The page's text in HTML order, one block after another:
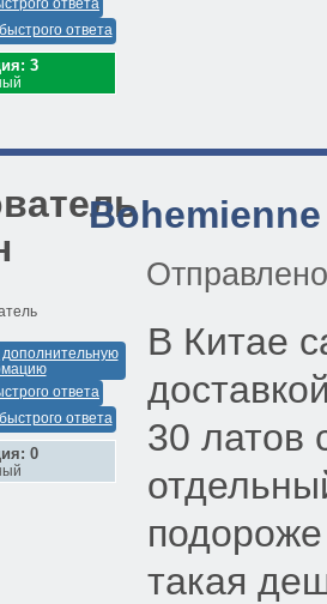
3
Bohemienne
0
В Китае
30 латов
подороже
такая